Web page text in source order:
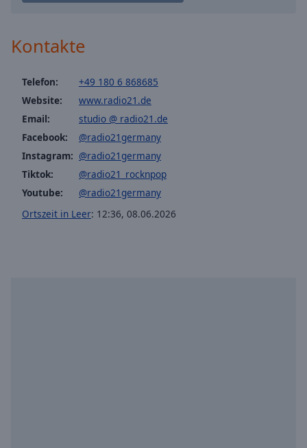
subtitles
opens
subtitles
settings
dialog
subtitles
off
selected
Audio
Kontakte
Telefon:
+49 180 6 868685
Website:
www.radio21.de
Email:
studio @ radio21.de
Facebook:
@radio21germany
Instagram: @radio21germany
Tiktok:
@radio21_rocknpop
Youtube:
@radio21germany
Ortszeit in Leer: 12:36, 08.06.2026